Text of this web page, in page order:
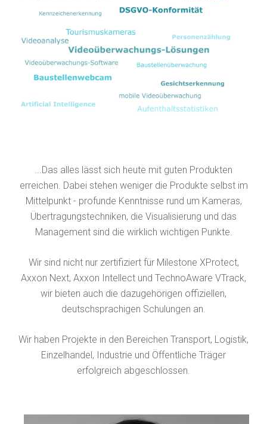
...Das alles lässt sich heute mit guten Produkten
erreichen. Dabei stehen weniger die Produkte selbst im
Mittelpunkt - profunde Kenntnisse rund um Kameras,
Übertragungstechniken, die Visualisierung und das
Management sind die wirklich wichtigen Punkte.
Wir sind nicht nur zertifiziert für Milestone XProtect,
Axxon Next, Axxon Intellect und TechnoAware VTrack,
wir bieten auch die dazugehörigen offiziellen,
deutschsprachigen Schulungen an.
Wir haben Projekte in den Bereichen Transport, Logistik,
Einzelhandel, Industrie und Öffentliche Träger
erfolgreich abgeschlossen.